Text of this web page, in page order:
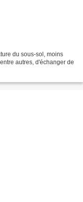
du sous-sol, moins
autres, d'échanger de